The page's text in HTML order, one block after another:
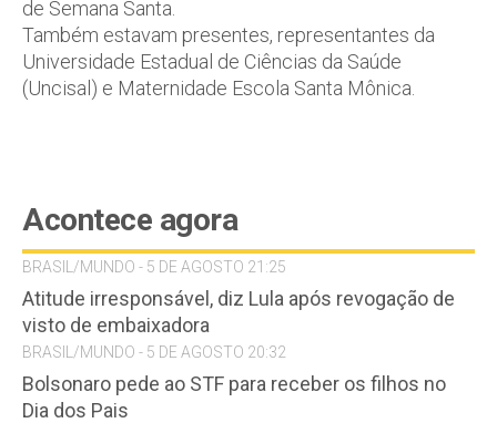
de Semana Santa.
Também estavam presentes, representantes da
Universidade Estadual de Ciências da Saúde
(Uncisal) e Maternidade Escola Santa Mônica.
Acontece agora
BRASIL/MUNDO - 5 DE AGOSTO 21:25
Atitude irresponsável, diz Lula após revogação de
visto de embaixadora
BRASIL/MUNDO - 5 DE AGOSTO 20:32
Bolsonaro pede ao STF para receber os filhos no
Dia dos Pais